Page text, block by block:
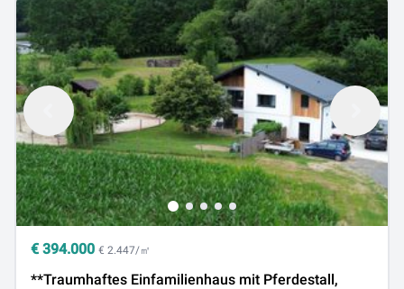
€ 394.000 € 2.447/㎡
**Traumhaftes Einfamilienhaus mit Pferdestall,